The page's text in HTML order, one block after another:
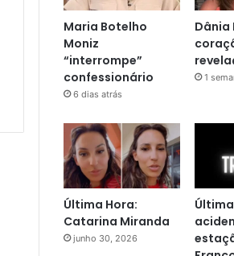
Maria Botelho
Moniz
“interrompe”
confessionário
6 dias atrás
Dânia
1
Última Hora:
Catarina Miranda
junho 30, 2026